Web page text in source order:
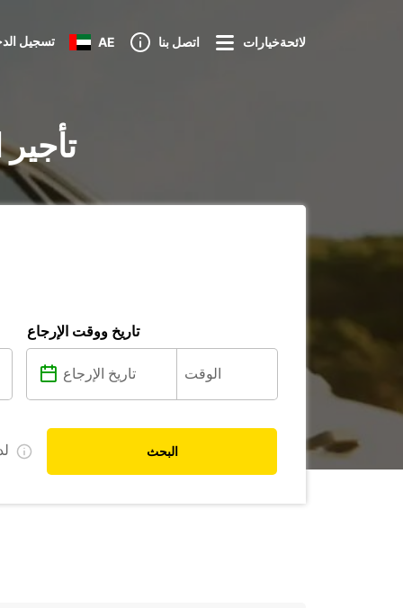
تسجيل AE اتصل بنا لائحةخيارات
تاريخ ووقت الإرجاع
البحث